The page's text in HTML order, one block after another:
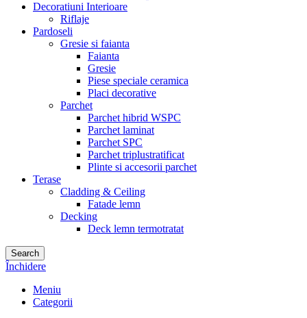
Decoratiuni Interioare
Riflaje
Pardoseli
Gresie si faianta
Faianta
Gresie
Piese speciale ceramica
Placi decorative
Parchet
Parchet hibrid WSPC
Parchet laminat
Parchet SPC
Parchet triplustratificat
Plinte si accesorii parchet
Terase
Cladding & Ceiling
Fatade lemn
Decking
Deck lemn termotratat
Search
Închidere
Meniu
Categorii